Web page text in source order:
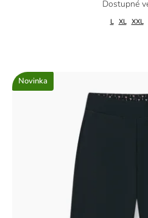
L XL XXL
Novinka